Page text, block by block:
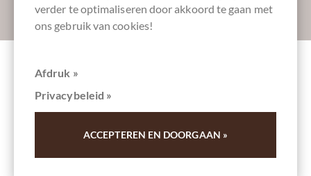
Absenden
Zartbitterschokolade aus Grenada
verder te optimaliseren door akkoord te gaan met
ons gebruik van cookies!
Afdruk »
Privacybeleid »
ACCEPTEREN EN DOORGAAN »